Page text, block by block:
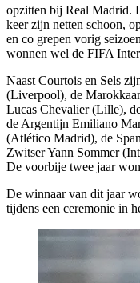
opzitten bij Real Madrid.
keer zijn netten schoon,
en co grepen vorig
wonnen wel de FIFA
Naast Courtois en Sels
(Liverpool), de
Lucas Chevalier (Lille),
de Argentijn Emiliano
(Atlético Madrid), de
Zwitser Yann Sommer
De voorbije twee jaar
De winnaar van dit jaar
tijdens een ceremonie in